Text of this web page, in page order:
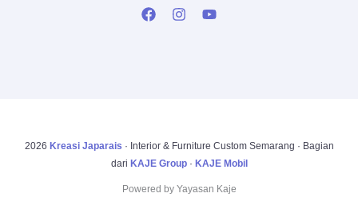
2026 Kreasi Japarais · Interior & Furniture Custom Semarang · Bagian
dari KAJE Group · KAJE Mobil
Powered by Yayasan Kaje